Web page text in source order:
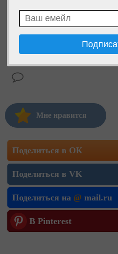
Мне нравится
Поделиться в ОК
Поделиться в VK
Поделиться на @ mail.ru
В Pinterest